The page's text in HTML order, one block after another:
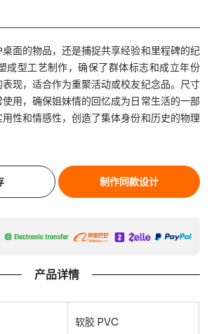
面的物品，还是捕捉共享经验和里程碑的纪
成型工艺制作，确保了群体标志和成立年份
现，适合作为重聚活动或校友纪念品。尺寸
用，确保姐妹情的回忆成为日常生活的一部
性和情感性，创造了集体身份和历史的物理
制作同款设计
产品详情
软胶 PVC